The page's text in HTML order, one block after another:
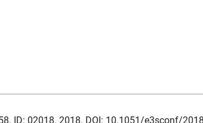
ID: 02018. 2018. DOI: 10.1051/e3sconf/